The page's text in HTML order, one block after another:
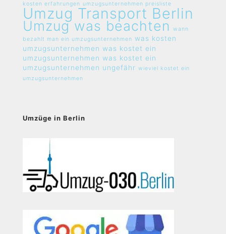
kosten erfahrungen umzugsunternehmen preisliste
Umzug Transport Berlin
Umzug was beachten
wann
bezahlt man ein umzugsunternehmen was kosten
umzugsunternehmen was kostet ein
umzugsunternehmen was kostet ein
umzugsunternehmen ungefähr wieviel kostet ein
umzugsunternehmen
Umzüge in Berlin